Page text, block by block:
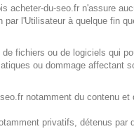
acheter-du-seo.fr n'assure
l'Utilisateur à quelque fin
fichiers ou de logiciels qui
ou dommage affectant
notamment du contenu
privatifs, détenus par